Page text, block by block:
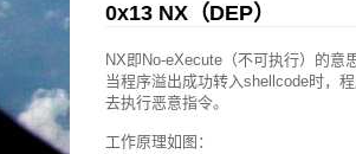
0x13 NX（DEP）
NX即No-eXecute（不可执行）的意
当程序溢出成功转入shellcode时，
去执行恶意指令。
工作原理如图：